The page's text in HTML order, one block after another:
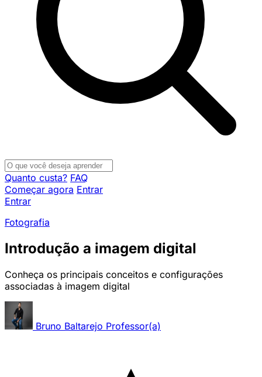
Quanto custa? FAQ
Começar agora Entrar
Entrar
Fotografia
Introdução a imagem digital
Conheça os principais conceitos e configurações
associadas à imagem digital
Bruno Baltarejo Professor(a)